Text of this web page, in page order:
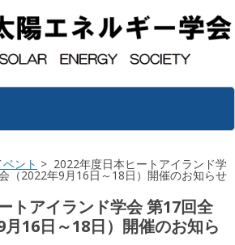
ント > 2022年度日本ヒートアイランド学
（2022年9月16日～18日）開催のお知らせ
トアイランド学会 第17回全
16日～18日）開催のお知ら